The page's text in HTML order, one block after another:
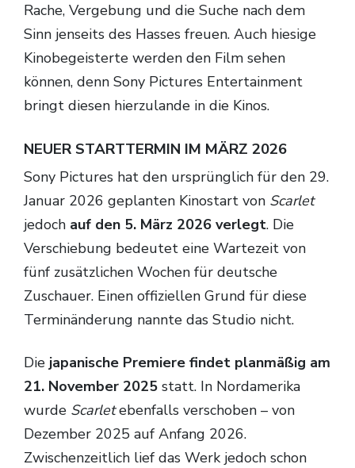
Rache, Vergebung und die Suche nach dem
Sinn jenseits des Hasses freuen. Auch hiesige
Kinobegeisterte werden den Film sehen
können, denn Sony Pictures Entertainment
bringt diesen hierzulande in die Kinos.
NEUER STARTTERMIN IM MÄRZ 2026
Sony Pictures hat den ursprünglich für den 29.
Januar 2026 geplanten Kinostart von Scarlet
jedoch auf den 5. März 2026 verlegt. Die
Verschiebung bedeutet eine Wartezeit von
fünf zusätzlichen Wochen für deutsche
Zuschauer. Einen offiziellen Grund für diese
Terminänderung nannte das Studio nicht.
Die japanische Premiere findet planmäßig am
21. November 2025 statt. In Nordamerika
wurde Scarletebenfalls verschoben – von
Dezember 2025 auf Anfang 2026.
Zwischenzeitlich lief das Werk jedoch schon